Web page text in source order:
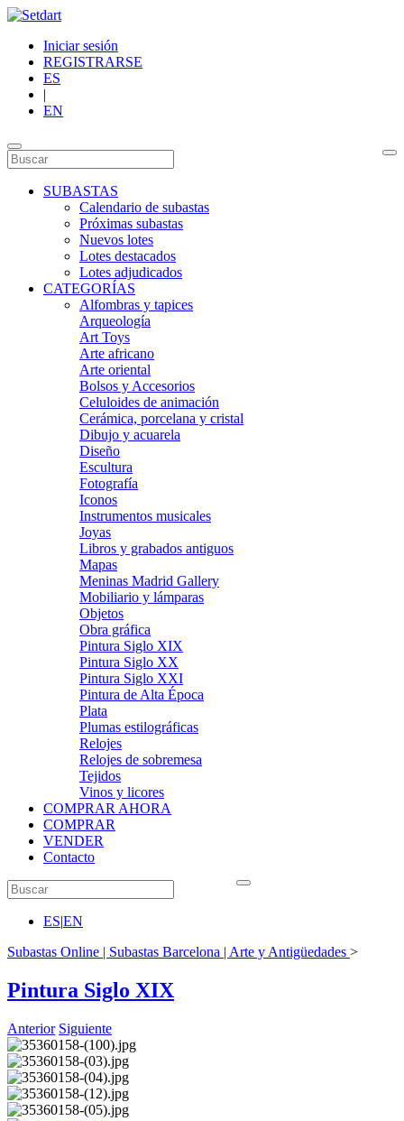
Iniciar sesión
REGISTRARSE
ES
|
EN
SUBASTAS
Calendario de subastas
Próximas subastas
Nuevos lotes
Lotes destacados
Lotes adjudicados
CATEGORÍAS
Alfombras y tapices
Arqueología
Art Toys
Arte africano
Arte oriental
Bolsos y Accesorios
Celuloides de animación
Cerámica, porcelana y cristal
Dibujo y acuarela
Diseño
Escultura
Fotografía
Iconos
Instrumentos musicales
Joyas
Libros y grabados antiguos
Mapas
Meninas Madrid Gallery
Mobiliario y lámparas
Objetos
Obra gráfica
Pintura Siglo XIX
Pintura Siglo XX
Pintura Siglo XXI
Pintura de Alta Época
Plata
Plumas estilográficas
Relojes
Relojes de sobremesa
Tejidos
Vinos y licores
COMPRAR AHORA
COMPRAR
VENDER
Contacto
ES|EN
Subastas Online | Subastas Barcelona | Arte y Antigüedades >
Pintura Siglo XIX
Anterior Siguiente